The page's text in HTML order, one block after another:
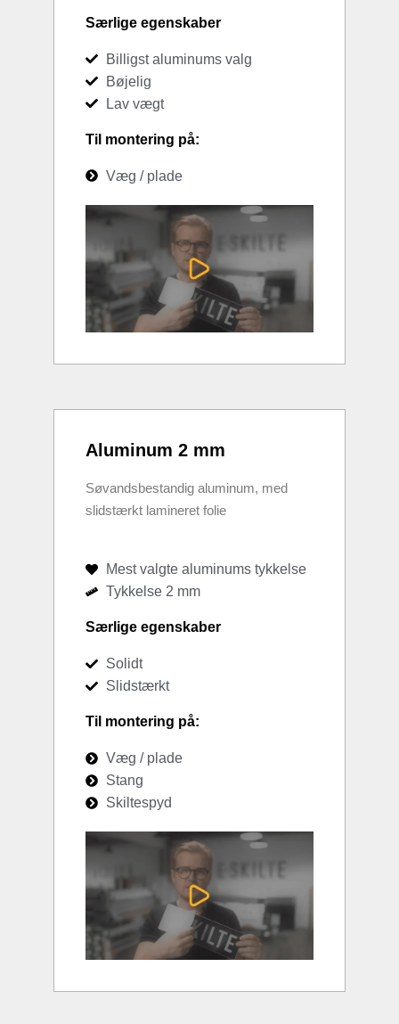
Særlige egenskaber
Billigst aluminums valg
Bøjelig
Lav vægt
Til montering på:
Væg / plade
Aluminum 2 mm
Søvandsbestandig aluminum, med
slidstærkt lamineret folie
Mest valgte aluminums tykkelse
Tykkelse 2 mm
Særlige egenskaber
Solidt
Slidstærkt
Til montering på:
Væg / plade
Stang
Skiltespyd